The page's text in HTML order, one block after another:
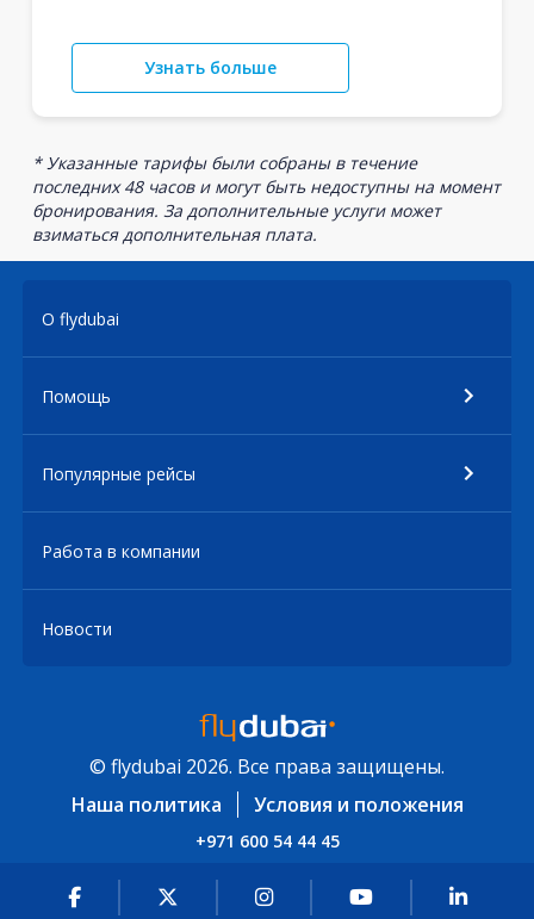
Узнать больше
* Указанные тарифы были собраны в течение
последних 48 часов и могут быть недоступны на момент
бронирования. За дополнительные услуги может
взиматься дополнительная плата.
О flydubai
Помощь
Популярные рейсы
Работа в компании
Новости
© flydubai 2026. Все права защищены.
Наша политика
Условия и положения
+971 600 54 44 45